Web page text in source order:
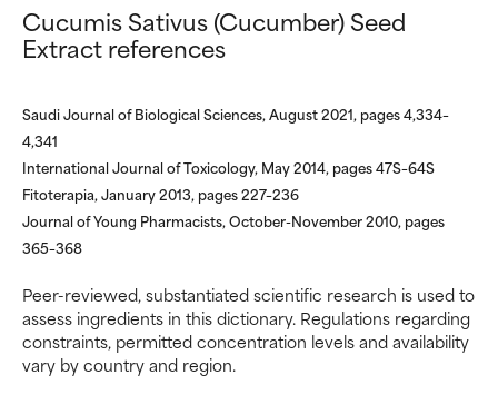
Cucumis Sativus (Cucumber) Seed
Extract references
Saudi Journal of Biological Sciences, August 2021, pages 4,334–
4,341
International Journal of Toxicology, May 2014, pages 47S–64S
Fitoterapia, January 2013, pages 227–236
Journal of Young Pharmacists, October-November 2010, pages
365–368
Peer-reviewed, substantiated scientific research is used to
assess ingredients in this dictionary. Regulations regarding
constraints, permitted concentration levels and availability
vary by country and region.
DISCRETO
Generalmente non irritante, ma
come appare esteticamente,
nella stabilità o avere problemi
l'utilità.
DA EVITARE
aumenta se combinato con altri
ingredienti potenzialmente
problematici.
NON USARE
DISCRETO
Generalmente non irritante, ma
come appare esteticamente,
nella stabilità o avere problemi
l'utilità.
DA EVITARE
aumenta se combinato con altri
ingredienti potenzialmente
problematici.
NON USARE